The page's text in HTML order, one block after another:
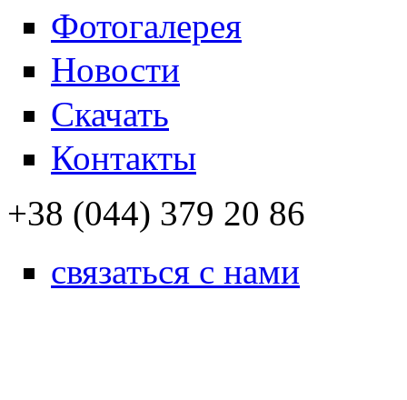
Фотогалерея
Новости
Скачать
Контакты
+38 (044) 379 20 86
связаться с нами